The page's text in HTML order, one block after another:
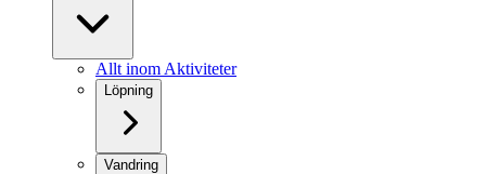
Allt inom Aktiviteter
Löpning
Vandring